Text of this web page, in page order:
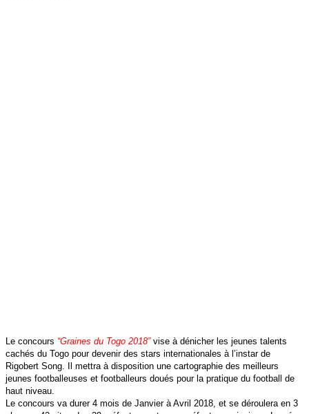
Le concours “Graines du Togo 2018”vise à dénicher les jeunes talents
cachés du Togo pour devenir des stars internationales à l’instar de
Rigobert Song. Il mettra à disposition une cartographie des meilleurs
jeunes footballeuses et footballeurs doués pour la pratique du football de
haut niveau.
Le concours va durer 4 mois de Janvier à Avril 2018, et se déroulera en 3